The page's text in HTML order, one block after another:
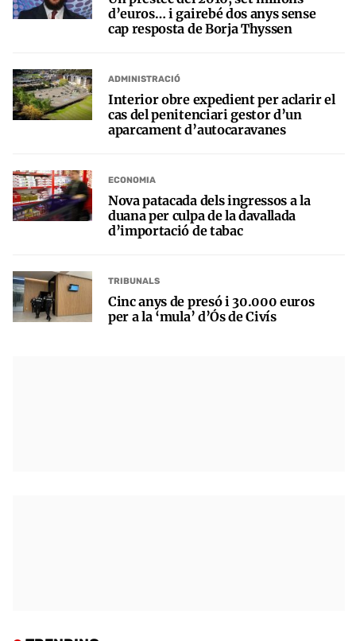
d’euros… i gairebé dos anys sense
cap resposta de Borja Thyssen
ADMINISTRACIÓ
Interior obre expedient per aclarir el
cas del penitenciari gestor d’un
aparcament d’autocaravanes
ECONOMIA
Nova patacada dels ingressos a la
duana per culpa de la davallada
d’importació de tabac
TRIBUNALS
Cinc anys de presó i 30.000 euros
per a la ‘mula’ d’Ós de Civís